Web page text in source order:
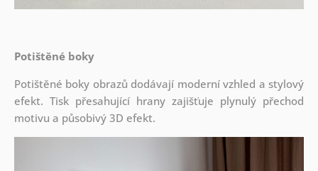
Potištěné boky
Potištěné boky obrazů dodávají moderní vzhled a stylový
efekt. Tisk přesahující hrany zajišťuje plynulý přechod
motivu a působivý 3D efekt.